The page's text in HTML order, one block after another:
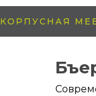
КОРПУСНАЯ